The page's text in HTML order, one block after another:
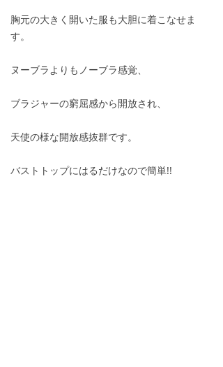
胸元の大きく開いた服も大胆に着こなせま
す。
ヌーブラよりもノーブラ感覚、
ブラジャーの窮屈感から開放され、
天使の様な開放感抜群です。
バストトップにはるだけなので簡単!!